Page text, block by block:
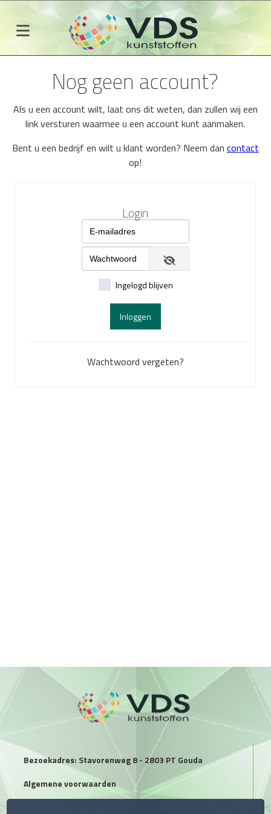
Nog geen account?
Als u een account wilt, laat ons dit weten, dan zullen wij een
link versturen waarmee u een account kunt aanmaken.
Bent u een bedrijf en wilt u klant worden? Neem dan contact
op!
Login
Ingelogd blijven
Inloggen
Wachtwoord vergeten?
Bezoekadres: Stavorenweg 8 - 2803 PT Gouda
Algemene voorwaarden